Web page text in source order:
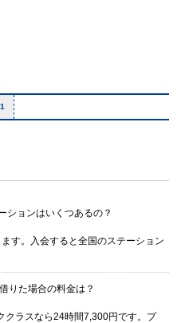
1
ションはいくつあるの？
す。入会すると全国のステーション
りた場合の料金は？
クラスなら24時間7,300円です。プ